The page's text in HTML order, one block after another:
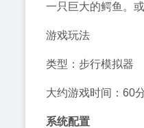
一只巨大的鳄鱼。
游戏玩法
类型：步行模拟器
大约游戏时间：60
系统配置